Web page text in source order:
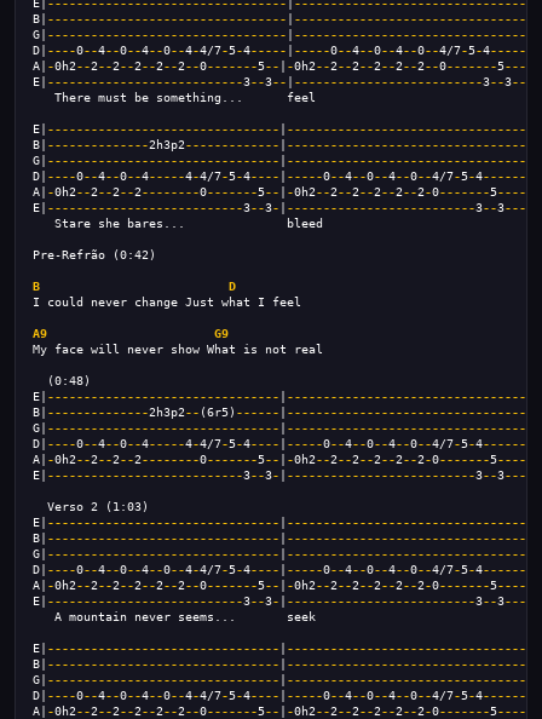
E| ---------------------------------
B| ---------------------------------
G| ---------------------------------
D| ----0--4--0--4--0--4-4/7-5-4----- -----0--4--0--4--0--4/7-5-4
A| -0h2--2--2--2--2--2--0-------5-- -0h2--2--2--2--2--2--0-------5
E| ---------------------------3--3-- --------------------------3--3
There must be something...      feel
E| -------------------------------- -----------------------------------
B| --------------2h3p2------------- -----------------------------------
G| -------------------------------- -----------------------------------
D| ----0--4--0--4-----4-4/7-5-4---- -----0--4--0--4--0--4/7-5-4--------
A| -0h2--2--2--2--------0-------5-- -0h2--2--2--2--2--2-0-------5------
E| ---------------------------3--3- --------------------------3--3-----
Stare she bares...              bleed
Pre-Refrão (0:42)
B
D
I could never change Just what I feel
A9
G9
My face will never show What is not real
(0:48)
E| -------------------------------- -----------------------------------
B| --------------2h3p2-- (6r5) ------ -----------------------------------
G| -------------------------------- -----------------------------------
D| ----0--4--0--4-----4-4/7-5-4---- -----0--4--0--4--0--4/7-5-4--------
A| -0h2--2--2--2--------0-------5-- -0h2--2--2--2--2--2-0-------5------
E| ---------------------------3--3- --------------------------3--3-----
Verso 2 (1:03)
E| -------------------------------- -----------------------------------
B| -------------------------------- -----------------------------------
G| -------------------------------- -----------------------------------
D| ----0--4--0--4--0--4-4/7-5-4---- -----0--4--0--4--0--4/7-5-4--------
A| -0h2--2--2--2--2--2--0-------5-- -0h2--2--2--2--2--2-0-------5------
E| ---------------------------3--3- --------------------------3--3-----
A mountain never seems...       seek
E| -------------------------------- -----------------------------------
B| -------------------------------- -----------------------------------
G| -------------------------------- -----------------------------------
D| ----0--4--0--4--0--4-4/7-5-4---- -----0--4--0--4--0--4/7-5-4--------
A| -0h2--2--2--2--2--2--0-------5-- -0h2--2--2--2--2--2-0-------5------